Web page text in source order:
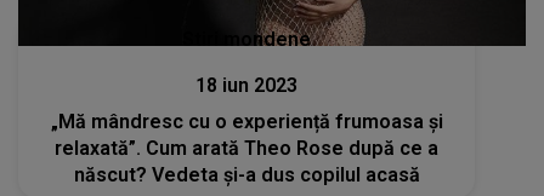
Stiri mondene
18 iun 2023
„Mă mândresc cu o experiență frumoasa și
relaxată”. Cum arată Theo Rose după ce a
născut? Vedeta și-a dus copilul acasă